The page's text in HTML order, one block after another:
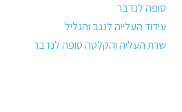
סופה לנדבר
עידוד העלייה לנגב והגליל
שרת העליה והקלטה סופה לנדבר